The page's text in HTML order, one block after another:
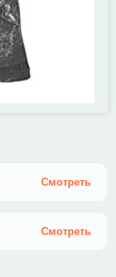
Смотреть
Смотреть